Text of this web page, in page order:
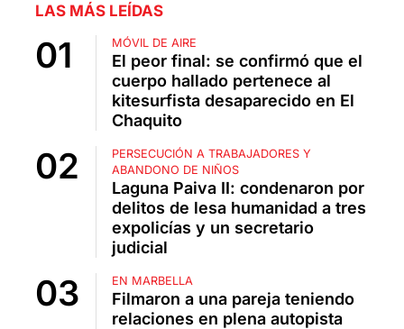
LAS MÁS LEÍDAS
MÓVIL DE AIRE
El peor final: se confirmó que el
cuerpo hallado pertenece al
kitesurfista desaparecido en El
Chaquito
PERSECUCIÓN A TRABAJADORES Y
ABANDONO DE NIÑOS
Laguna Paiva II: condenaron por
delitos de lesa humanidad a tres
expolicías y un secretario
judicial
EN MARBELLA
Filmaron a una pareja teniendo
relaciones en plena autopista